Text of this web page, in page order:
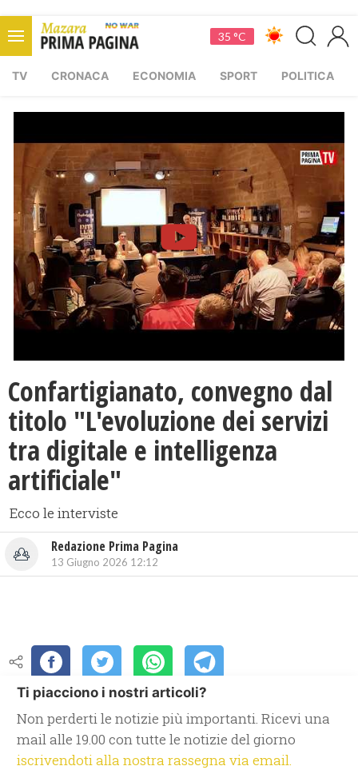
35 °C
TV CRONACA ECONOMIA SPORT POLITICA
Confartigianato, convegno dal
titolo "L'evoluzione dei servizi
tra digitale e intelligenza
artificiale"
Ecco le interviste
Redazione Prima Pagina
13 Giugno 2026 12:12
Ti piacciono i nostri articoli?
Non perderti le notizie più importanti. Ricevi una
mail alle 19.00 con tutte le notizie del giorno
iscrivendoti alla nostra rassegna via email.